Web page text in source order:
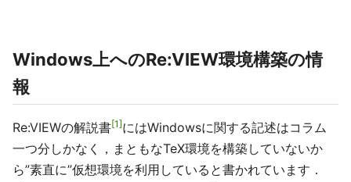
Windows上へのRe:VIEW環境構築の情
報
Re:VIEWの解説書 1 にはWindowsに関する記述はコラム
一つ分しかなく，まともなTeX環境を構築していないか
ら”素直に”仮想環境を利用していると書かれています．